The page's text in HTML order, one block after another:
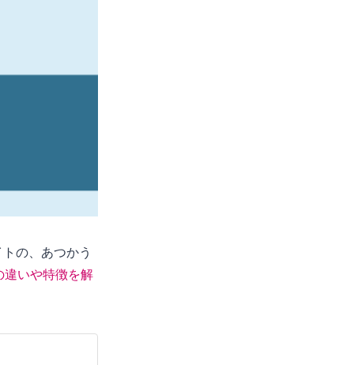
の、あつかう
違いや特徴を解